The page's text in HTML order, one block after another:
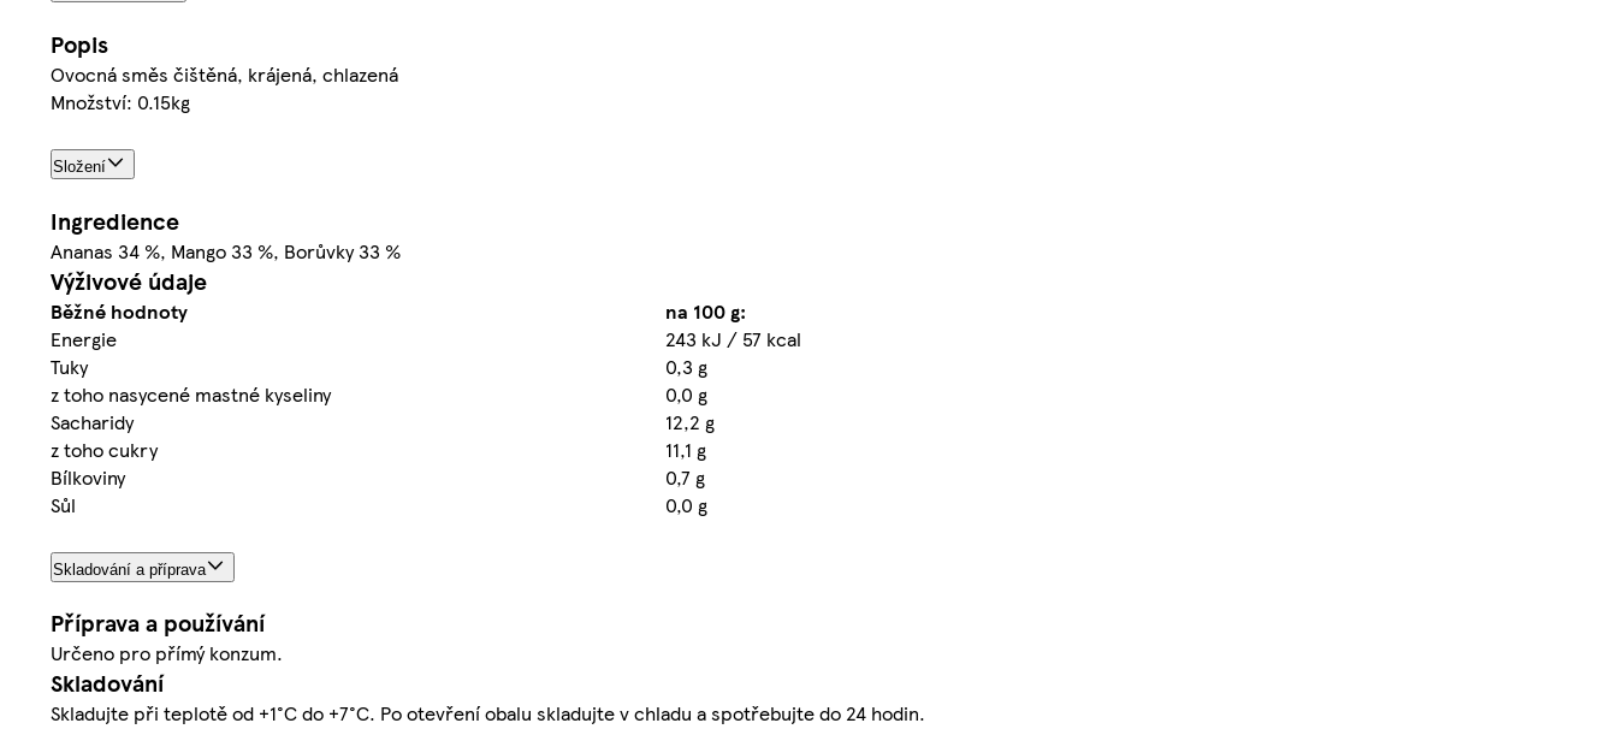
Popis
Ovocná směs čištěná, krájená, chlazená
Množství: 0.15kg
Složení
Ingredience
Ananas 34 %, Mango 33 %, Borůvky 33 %
Výživové údaje
Běžné hodnoty
na 100 g:
Energie
243 kJ / 57 kcal
Tuky
0,3 g
z toho nasycené mastné kyseliny
0,0 g
Sacharidy
12,2 g
z toho cukry
11,1 g
Bílkoviny
0,7 g
Sůl
0,0 g
Skladování a příprava
Příprava a používání
Určeno pro přímý konzum.
Skladování
Skladujte při teplotě od +1°C do +7°C. Po otevření obalu skladujte v chladu a spotřebujte do 24 hodin.